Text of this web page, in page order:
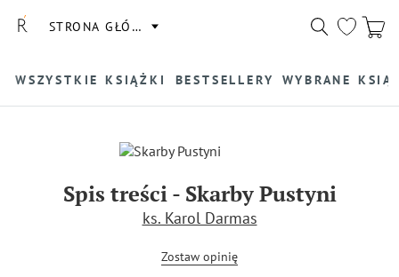
STRONA GŁÓWNA
WSZYSTKIE KSIĄŻKI BESTSELLERY WYBRANE
Spis treści- Skarby Pustyni
ks. Karol Darmas
Zostaw opinię